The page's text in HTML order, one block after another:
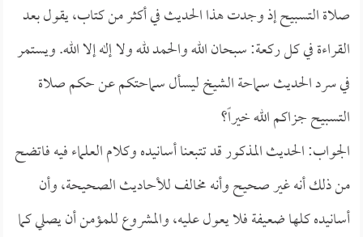
صلاة التسبيح إذ وجدت هذا الحديث في أكثر من كتاب، يقول بعد
القراءة في كل ركعة: سبحان الله والحمد لله ولا إله إلا الله. ويستمر
في سرد الحديث سماحة الشيخ ليسأل سماحتكم عن حكم صلاة
التسبيح جزاكم الله خيراً؟
الجواب: الحديث المذكور قد تتبعنا أسانيده وكلام العلماء فيه فاتضح
من ذلك أنه غير صحيح وأنه مخالف للأحاديث الصحيحة، وأن
أسانيده كلها ضعيفة فلا يعول عليه، والمشروع للمؤمن أن يصلي كما